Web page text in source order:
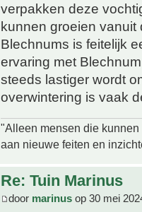
verpakken deze
kunnen groeien vanuit
Blechnums is feitelijk
ervaring met
steeds lastiger wordt
overwintering is vaak
"Alleen mensen die
aan nieuwe feiten en
Re: Tuin Marinus
door marinus op 30 mei